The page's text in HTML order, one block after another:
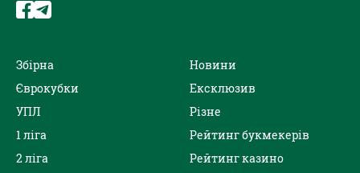
Збірна
Єврокубки
УПЛ
1 ліга
2 ліга
Новини
Ексклюзив
Різне
Рейтинг букмекерів
Рейтинг казино